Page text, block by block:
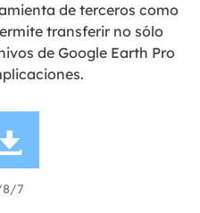
de terceros como
transferir no sólo
de Google Earth Pro
8/7